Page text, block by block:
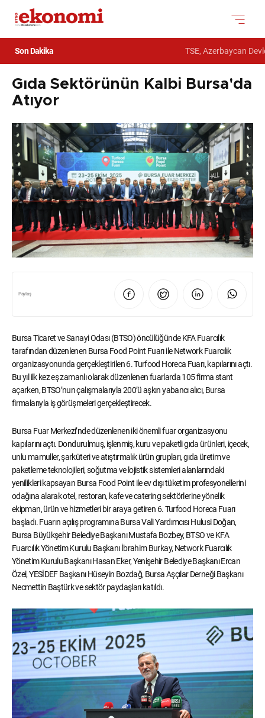
Son Dakika TSE, Azerbaycan
Gıda Sektörünün Kalbi Bursa'da
Atıyor
Paylaş
Bursa Ticaret ve Sanayi Odası (BTSO) öncülüğünde KFA Fuarcılık
tarafından düzenlenen Bursa Food Point Fuarı ile Network Fuarcılık
organizasyonunda gerçekleştirilen 6. Turfood Horeca Fuarı, kapılarını açtı.
Bu yıl ilk kez eş zamanlı olarak düzenlenen fuarlarda 105 firma stant
açarken, BTSO’nun çalışmalarıyla 200’ü aşkın yabancı alıcı, Bursa
firmalarıyla iş görüşmeleri gerçekleştirecek.
Bursa Fuar Merkezi’nde düzenlenen iki önemli fuar organizasyonu
kapılarını açtı. Dondurulmuş, işlenmiş, kuru ve paketli gıda ürünleri, içecek,
unlu mamuller, şarküteri ve atıştırmalık ürün grupları, gıda üretim ve
paketleme teknolojileri, soğutma ve lojistik sistemleri alanlarındaki
yenilikleri kapsayan Bursa Food Point ile ev dışı tüketim profesyonellerini
odağına alarak otel, restoran, kafe ve catering sektörlerine yönelik
ekipman, ürün ve hizmetleri bir araya getiren 6. Turfood Horeca Fuarı
başladı. Fuarın açılış programına Bursa Vali Yardımcısı Hulusi Doğan,
Bursa Büyükşehir Belediye Başkanı Mustafa Bozbey, BTSO ve KFA
Fuarcılık Yönetim Kurulu Başkanı İbrahim Burkay, Network Fuarcılık
Yönetim Kurulu Başkanı Hasan Eker, Yenişehir Belediye Başkanı Ercan
Özel, YESİDEF Başkanı Hüseyin Bozdağ, Bursa Aşçılar Derneği Başkanı
Necmettin Baştürk ve sektör paydaşları katıldı.